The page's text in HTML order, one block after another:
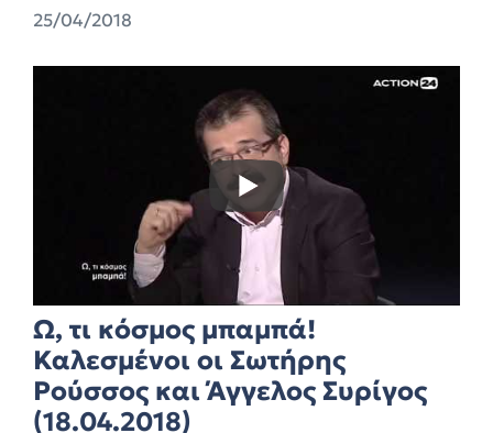
25/04/2018
Ω, τι κόσμος μπαμπά!
Καλεσμένοι οι Σωτήρης
Ρούσσος και Άγγελος Συρίγος
(18.04.2018)